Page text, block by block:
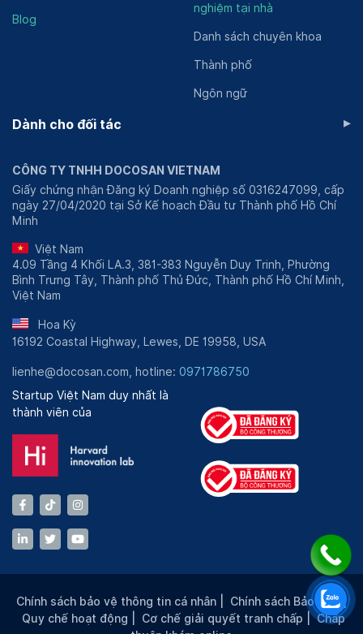
Blog
nghiệm tại nhà
Danh sách chuyên khoa
Thành phố
Ngôn ngữ
Dành cho đối tác ▸
CÔNG TY TNHH DOCOSAN VIETNAM
Giấy chứng nhận Đăng ký Doanh nghiệp số 0316247099, cấp
ngày 27/04/2020 tại Sở Kế hoạch Đầu tư Thành phố Hồ Chí
Minh
Việt Nam
4.09 Tầng 4 Khối LA.3, 381-383 Nguyễn Duy Trinh, Phường
Bình Trưng Tây, Thành phố Thủ Đức, Thành phố Hồ Chí Minh,
Việt Nam
Hoa Kỳ
16192 Coastal Highway, Lewes, DE 19958, USA
lienhe@docosan.com, hotline: 0971786750
Startup Việt Nam duy nhất là
thành viên của
Chính sách bảo vệ thông tin cá nhân Chính sách Bảo mật |
Quy chế hoạt động
Cơ chế giải quyết tranh chấp |Chấp